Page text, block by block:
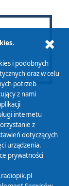
i podobnych
oraz w celu
potrzeb
z nami
internetu
z
dotyczących
urządzenia.
prywatności